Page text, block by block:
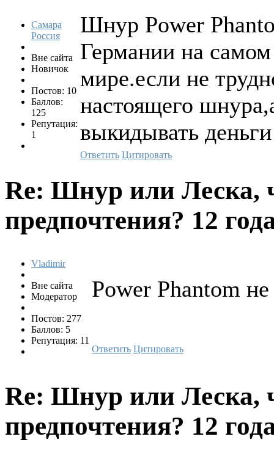
Самара
Россия
Вне сайта
Новичок
Постов: 10
Баллов:
125
Репутация:
1
Шнур Power
Германии на
мире.если не
настоящего
выкидывать
Ответить Цитировать
Re: Шнур или Леска,
предпочтения? 12
Vladimir
Вне сайта
Модератор
Постов: 277
Баллов: 5
Репутация: 11
Power Phantom
Ответить Цитировать
Re: Шнур или Леска,
предпочтения? 12